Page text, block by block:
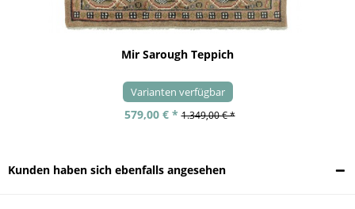
Mir Sarough Teppich
Varianten verfügbar
579,00 € * 1.349,00 € *
Kunden haben sich ebenfalls angesehen